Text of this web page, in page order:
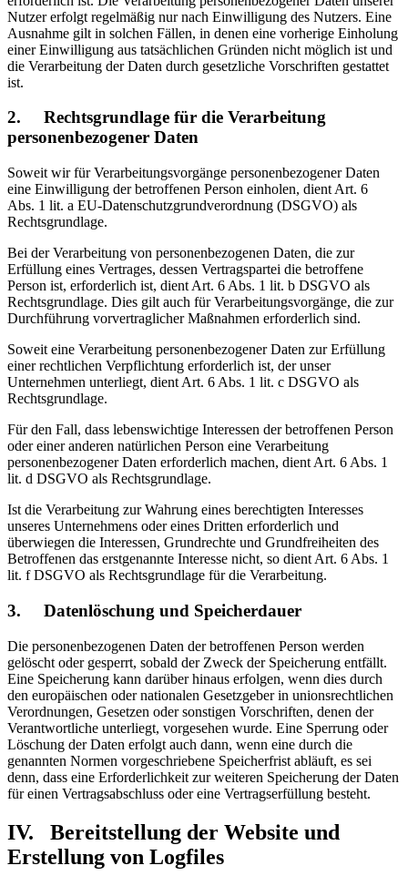
Nutzer erfolgt regelmäßig nur nach Einwilligung des Nutzers. Eine
Ausnahme gilt in solchen Fällen, in denen eine vorherige Einholung
einer Einwilligung aus tatsächlichen Gründen nicht möglich ist und
die Verarbeitung der Daten durch gesetzliche Vorschriften gestattet
ist.
2. Rechtsgrundlage für die Verarbeitung
personenbezogener Daten
Soweit wir für Verarbeitungsvorgänge personenbezogener Daten
eine Einwilligung der betroffenen Person einholen, dient Art. 6
Abs. 1 lit. a EU-Datenschutzgrundverordnung (DSGVO) als
Rechtsgrundlage.
Bei der Verarbeitung von personenbezogenen Daten, die zur
Erfüllung eines Vertrages, dessen Vertragspartei die betroffene
Person ist, erforderlich ist, dient Art. 6 Abs. 1 lit. b DSGVO als
Rechtsgrundlage. Dies gilt auch für Verarbeitungsvorgänge, die zur
Durchführung vorvertraglicher Maßnahmen erforderlich sind.
Soweit eine Verarbeitung personenbezogener Daten zur Erfüllung
einer rechtlichen Verpflichtung erforderlich ist, der unser
Unternehmen unterliegt, dient Art. 6 Abs. 1 lit. c DSGVO als
Rechtsgrundlage.
Für den Fall, dass lebenswichtige Interessen der betroffenen Person
oder einer anderen natürlichen Person eine Verarbeitung
personenbezogener Daten erforderlich machen, dient Art. 6 Abs. 1
lit. d DSGVO als Rechtsgrundlage.
Ist die Verarbeitung zur Wahrung eines berechtigten Interesses
unseres Unternehmens oder eines Dritten erforderlich und
überwiegen die Interessen, Grundrechte und Grundfreiheiten des
Betroffenen das erstgenannte Interesse nicht, so dient Art. 6 Abs. 1
lit. f DSGVO als Rechtsgrundlage für die Verarbeitung.
3. Datenlöschung und Speicherdauer
Die personenbezogenen Daten der betroffenen Person werden
gelöscht oder gesperrt, sobald der Zweck der Speicherung entfällt.
Eine Speicherung kann darüber hinaus erfolgen, wenn dies durch
den europäischen oder nationalen Gesetzgeber in unionsrechtlichen
Verordnungen, Gesetzen oder sonstigen Vorschriften, denen der
Verantwortliche unterliegt, vorgesehen wurde. Eine Sperrung oder
Löschung der Daten erfolgt auch dann, wenn eine durch die
genannten Normen vorgeschriebene Speicherfrist abläuft, es sei
denn, dass eine Erforderlichkeit zur weiteren Speicherung der Daten
für einen Vertragsabschluss oder eine Vertragserfüllung besteht.
IV. Bereitstellung der Website und
Erstellung von Logfiles